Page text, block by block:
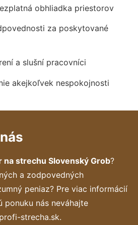
obhliadka priestorov
za poskytované
a slušní pracovníci
akejkoľvek nespokojnosti
na strechu Slovenský Grob?
a zodpovedných
peniaz? Pre viac informácií
ponuku nás neváhajte
strecha.sk.